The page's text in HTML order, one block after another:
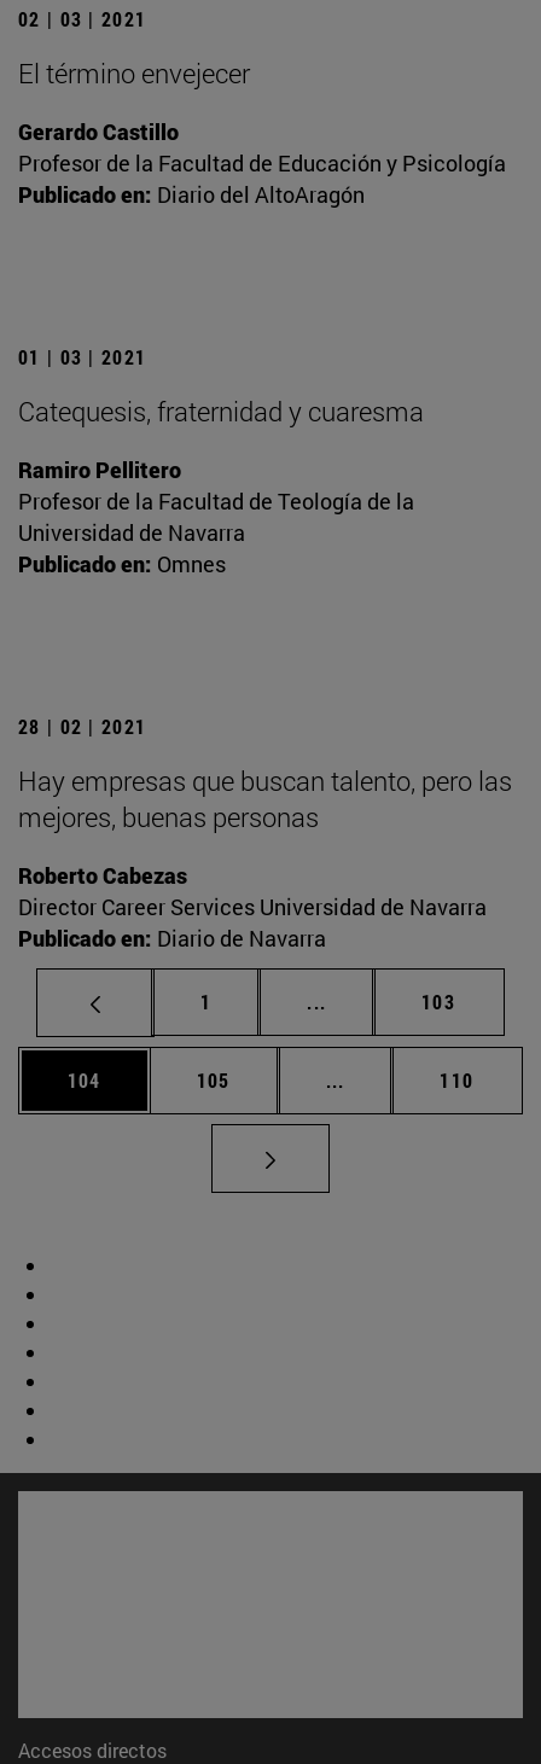
02 | 03 | 2021
El término envejecer
Gerardo Castillo
Profesor de la Facultad de Educación y Psicología
Publicado en: Diario del AltoAragón
01 | 03 | 2021
Catequesis, fraternidad y cuaresma
Ramiro Pellitero
Profesor de la Facultad de Teología de la
Universidad de Navarra
Publicado en: Omnes
28 | 02 | 2021
Hay empresas que buscan talento, pero las
mejores, buenas personas
Roberto Cabezas
Director Career Services Universidad de Navarra
Publicado en: Diario de Navarra
Página
1 ... Páginas intermedias
Página
103
Página
104 Página
105 ... Páginas intermedias
Página
110
Accesos directos